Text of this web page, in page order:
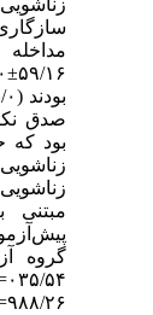
مداخله
بودند (۰۵/۰>
صدق نکرد
مبتنی
گروه
۰۳۵/۵۴=
۹۸۸/۲۶=